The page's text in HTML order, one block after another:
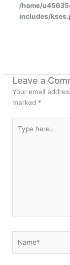
/home/
includes/
Leave a
Your email
marked *
here..